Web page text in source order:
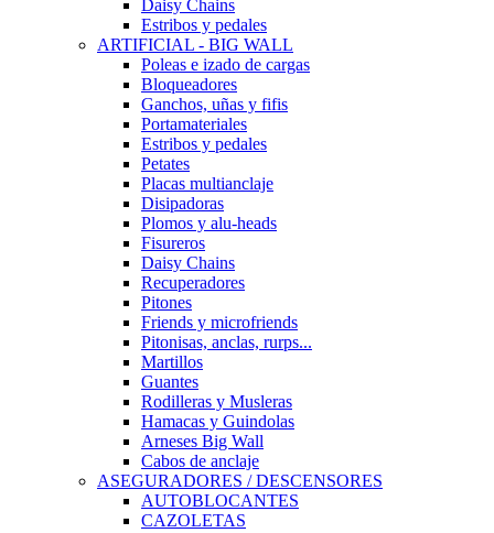
Daisy Chains
Estribos y pedales
ARTIFICIAL - BIG WALL
Poleas e izado de cargas
Bloqueadores
Ganchos, uñas y fifis
Portamateriales
Estribos y pedales
Petates
Placas multianclaje
Disipadoras
Plomos y alu-heads
Fisureros
Daisy Chains
Recuperadores
Pitones
Friends y microfriends
Pitonisas, anclas, rurps...
Martillos
Guantes
Rodilleras y Musleras
Hamacas y Guindolas
Arneses Big Wall
Cabos de anclaje
ASEGURADORES / DESCENSORES
AUTOBLOCANTES
CAZOLETAS